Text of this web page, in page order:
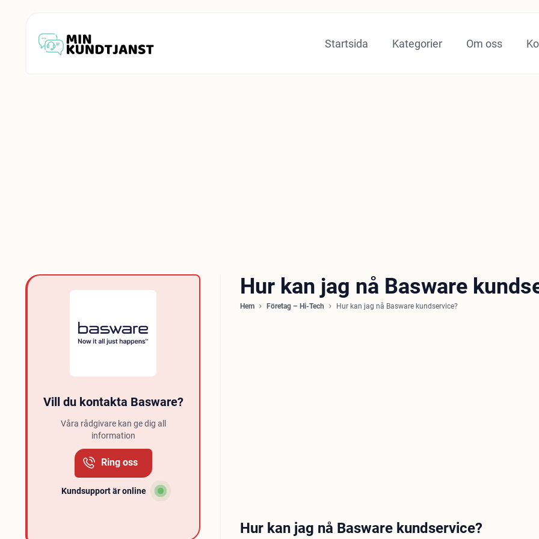
Startsida Kategorier Om oss
Vill du kontakta Basware?
Våra rådgivare kan ge dig all
information
Ring oss
Kundsupport är online
Hur kan jag nå Basware
Hem Företag – Hi-Tech Hur kan jag nå Basware kundservice?
Hur kan jag nå Basware kundservice?